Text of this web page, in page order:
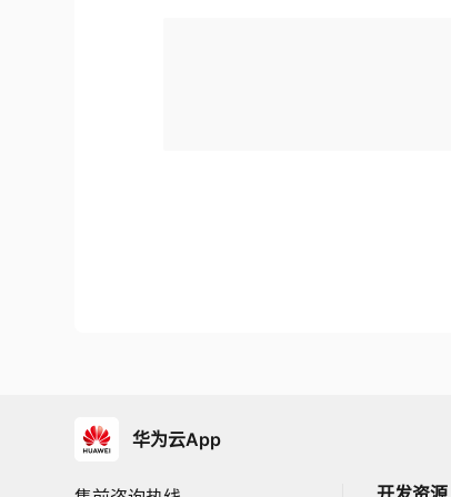
华为云App